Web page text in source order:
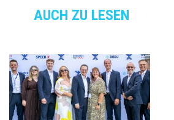
AUCH ZU LESEN